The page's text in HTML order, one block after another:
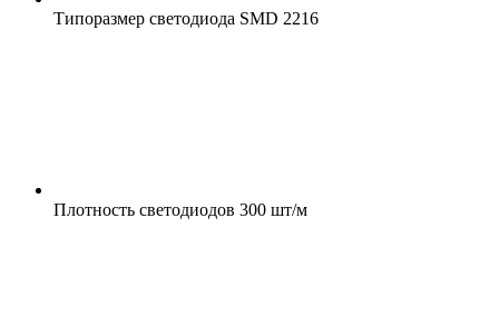
Типоразмер светодиода SMD 2216
Плотность светодиодов 300 шт/м